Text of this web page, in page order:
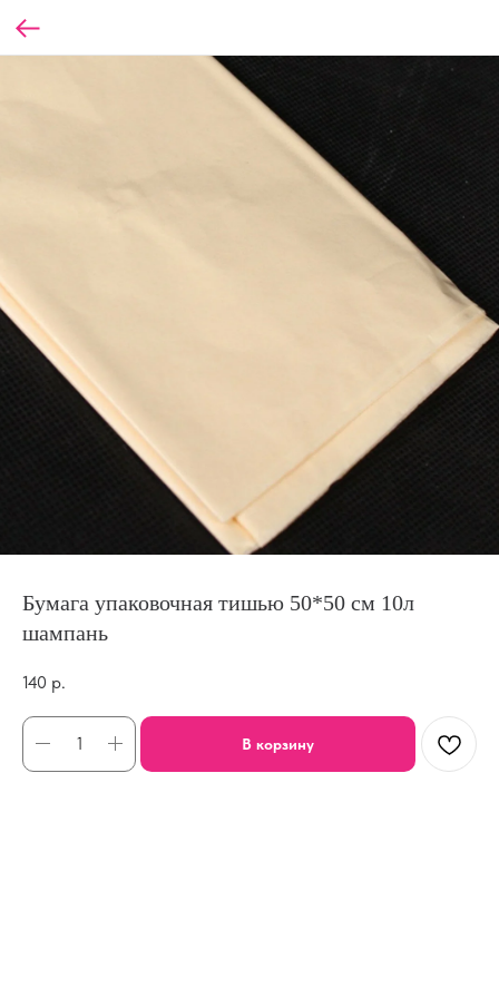
Бумага упаковочная тишью 50*50 см 10л
шампань
140 р.
В корзину